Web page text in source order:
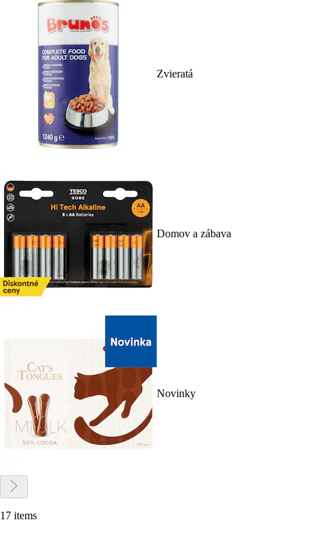
Zvieratá
Domov a zábava
Novinky
17 items